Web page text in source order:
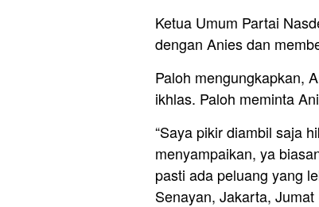
Ketua Umum Partai
dengan Anies dan
Paloh mengungkapkan,
ikhlas. Paloh meminta
“Saya pikir diambil saja
menyampaikan, ya
pasti ada peluang yang
Senayan, Jakarta,